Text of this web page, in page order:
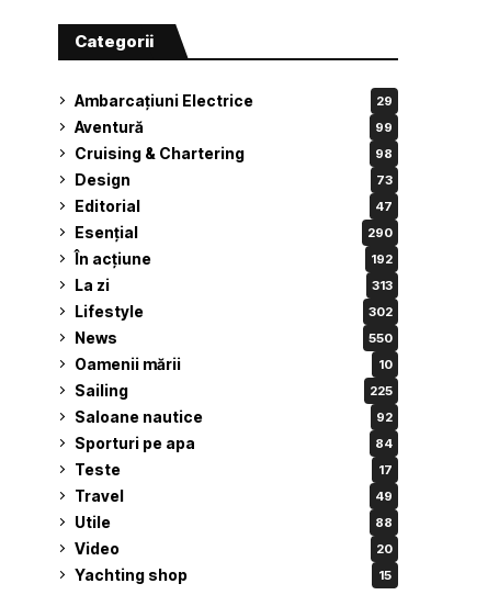
Categorii
Ambarcațiuni Electrice 29
Aventură 99
Cruising & Chartering 98
Design 73
Editorial 47
Esențial 290
În acțiune 192
La zi 313
Lifestyle 302
News 550
Oamenii mării 10
Sailing 225
Saloane nautice 92
Sporturi pe apa 84
Teste 17
Travel 49
Utile 88
Video 20
Yachting shop 15